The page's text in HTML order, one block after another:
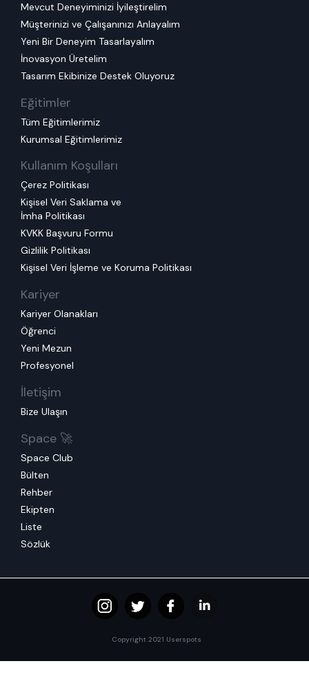
Mevcut Deneyiminizi İyileştirelim
Müşterinizi ve Çalışanınızı Anlayalım
Yeni Bir Deneyim Tasarlayalım
İnovasyon Üretelim
Tasarım Ekibinize Destek Oluyoruz
Eğitimler
Tüm Eğitimlerimiz
Kurumsal Eğitimlerimiz
Kullanım Koşulları
Çerez Politikası
Kişisel Veri Saklama ve
İmha Politikası
KVKK Başvuru Formu
Gizlilik Politikası
Kişisel Veri İşleme ve Koruma Politikası
Kariyer
Kariyer Olanakları
Öğrenci
Yeni Mezun
Profesyonel
İletişim
Bize Ulaşın
Space 🚀
Space Club
Bülten
Rehber
Ekipten
Liste
Sözlük
Copyright 2021 Userspots